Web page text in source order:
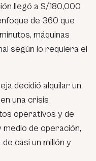
llegó a S/180,000
de 360 que
máquinas
según lo requiera el
decidió alquilar un
una crisis
operativos y de
de operación,
casi un millón y